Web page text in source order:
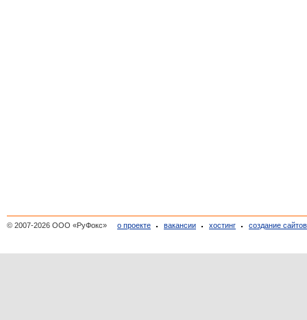
© 2007-2026 ООО «РуФокс» о проекте вакансии хостинг создание сайтов